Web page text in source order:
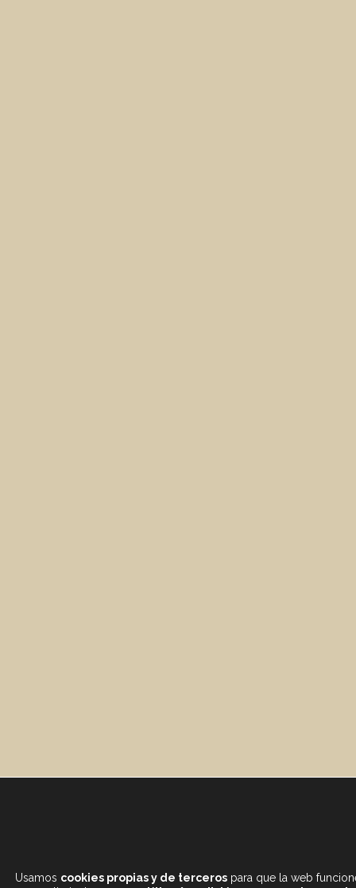
Usamos cookies propias y de terceros para que la web